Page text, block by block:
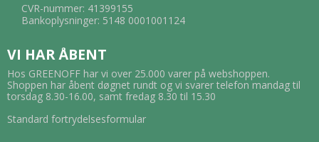
CVR-nummer: 41399155
Bankoplysninger: 5148 0001001124
VI HAR ÅBENT
Hos GREENOFF har vi over 25.000 varer på webshoppen.
Shoppen har åbent døgnet rundt og vi svarer telefon mandag til
torsdag 8.30-16.00, samt fredag 8.30 til 15.30
Standard fortrydelsesformular